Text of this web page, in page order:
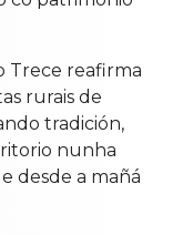
Trece reafirma
rurais de
tradición,
nunha
desde a mañá